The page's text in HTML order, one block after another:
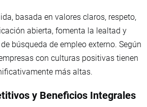
basada en valores claros, respeto,
abierta, fomenta la lealtad y
búsqueda de empleo externo. Según
con culturas positivas tienen
más altas.
y Beneficios Integrales